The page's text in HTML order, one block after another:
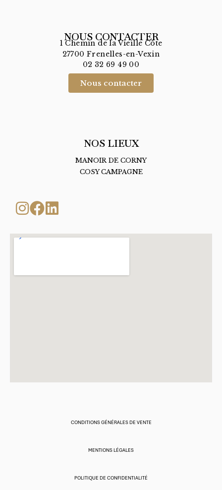
NOUS CONTACTER
1 Chemin de la Vieille Côte
27700 Frenelles-en-Vexin
02 32 69 49 00
Nous contacter
NOS LIEUX
MANOIR DE CORNY
COSY CAMPAGNE
CONDITIONS GÉNÉRALES DE VENTE
MENTIONS LÉGALES
POLITIQUE DE CONFIDENTIALITÉ